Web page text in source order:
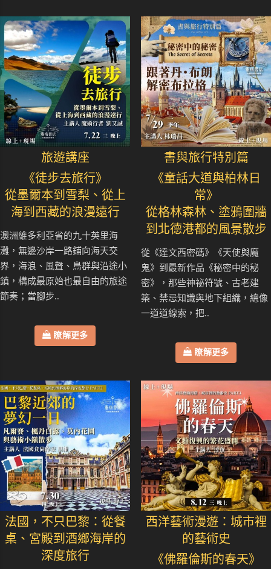
旅遊講座
《徒步去旅行》
從墨爾本到雪梨、從上
海到西藏的浪漫遠行
澳洲維多利亞省的九十英里海
灘，無邊沙岸一路鋪向海天交
界，海浪、風聲、鳥群與沿途小
鎮，構成最原始也最自由的旅途
節奏；當腳步..
瞭解更多
書與旅行特別篇
《童話大道與柏林日
常》
從格林森林、塗鴉圍牆
到北德港都的風景散步
從《達文西密碼》《天使與魔
鬼》到最新作品《秘密中的秘
密》，那些神祕符號、古老建
築、禁忌知識與地下組織，總像
一道道線索，把..
瞭解更多
法國，不只巴黎：從餐
桌、宮殿到酒鄉海岸的
深度旅行
西洋藝術漫遊：城市裡
的藝術史
《佛羅倫斯的春天》